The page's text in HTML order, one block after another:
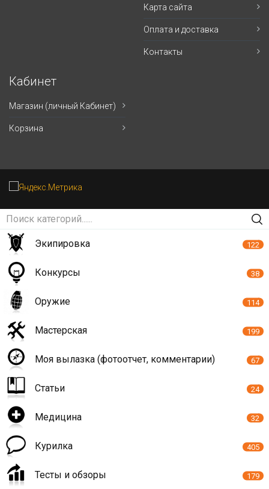
Карта сайта
Оплата и доставка
Контакты
Кабинет
Магазин (личный Кабинет)
Корзина
Экипировка 122
Конкурсы 38
Оружие 114
Мастерская 199
Моя вылазка (фотоотчет, комментарии) 67
Статьи 24
Медицина 32
Курилка 405
Тесты и обзоры 179